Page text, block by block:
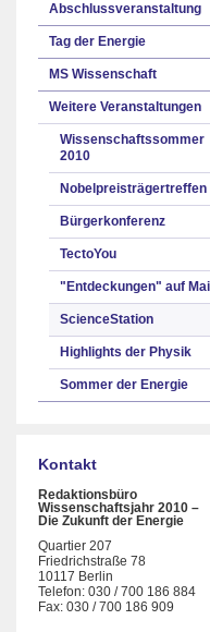
Abschlussveranstaltung
Tag der Energie
MS Wissenschaft
Weitere Veranstaltungen
Wissenschaftssommer
2010
Nobelpreisträgertreffen
Bürgerkonferenz
TectoYou
"Entdeckungen" auf
ScienceStation
Highlights der Physik
Sommer der Energie
Kontakt
Redaktionsbüro
Wissenschaftsjahr 2010 –
Die Zukunft der Energie
Quartier 207
Friedrichstraße 78
10117 Berlin
Telefon: 030 / 700 186 884
Fax: 030 / 700 186 909